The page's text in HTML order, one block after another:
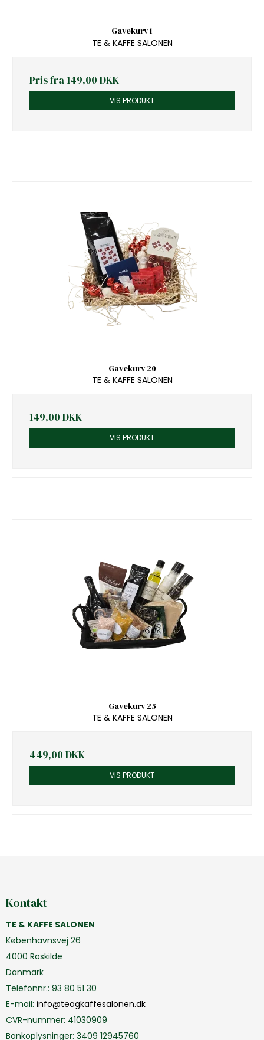
Gavekurv 1
TE & KAFFE SALONEN
Pris fra 149,00 DKK
VIS PRODUKT
Gavekurv 20
TE & KAFFE SALONEN
149,00 DKK
VIS PRODUKT
Gavekurv 25
TE & KAFFE SALONEN
449,00 DKK
VIS PRODUKT
Kontakt
TE & KAFFE SALONEN
Københavnsvej 26
4000 Roskilde
Danmark
Telefonnr.: 93 80 51 30
E-mail: info@teogkaffesalonen.dk
CVR-nummer: 41030909
Bankoplysninger: 3409 12945760